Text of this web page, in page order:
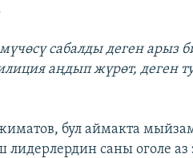
сабалды деген арыз
аңдып жүрөт, деген
бул аймакта
лидерлердин саны оголе